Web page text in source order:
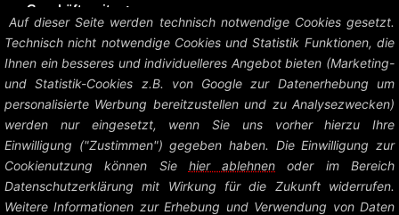
Geschäftszeiten:
Mo – Do: 07:45 – 16:45 Uhr
Fr: 07:45 – 15:15 Uhr
Amtsgericht Hagen HRB 6004
UstID: DE126458535
Preise zzgl. MwSt. und Versandkosten.
© Heinrich Stracke GmbH – Ladenbau Shop System |Impressum +
Auf dieser Seite werden technisch notwendige Cookies gesetzt.
Technisch nicht notwendige Cookies und Statistik Funktionen, die
Ihnen ein besseres und individuelleres Angebot bieten (Marketing-
und Statistik-Cookies z.B. von Google zur Datenerhebung um
personalisierte Werbung bereitzustellen und zu Analysezwecken)
werden nur eingesetzt, wenn Sie uns vorher hierzu Ihre
Einwilligung ("Zustimmen") gegeben haben. Die Einwilligung zur
Cookienutzung können Sie hier ablehnen oder im Bereich
Datenschutzerklärung mit Wirkung für die Zukunft widerrufen.
Weitere Informationen zur Erhebung und Verwendung von Daten